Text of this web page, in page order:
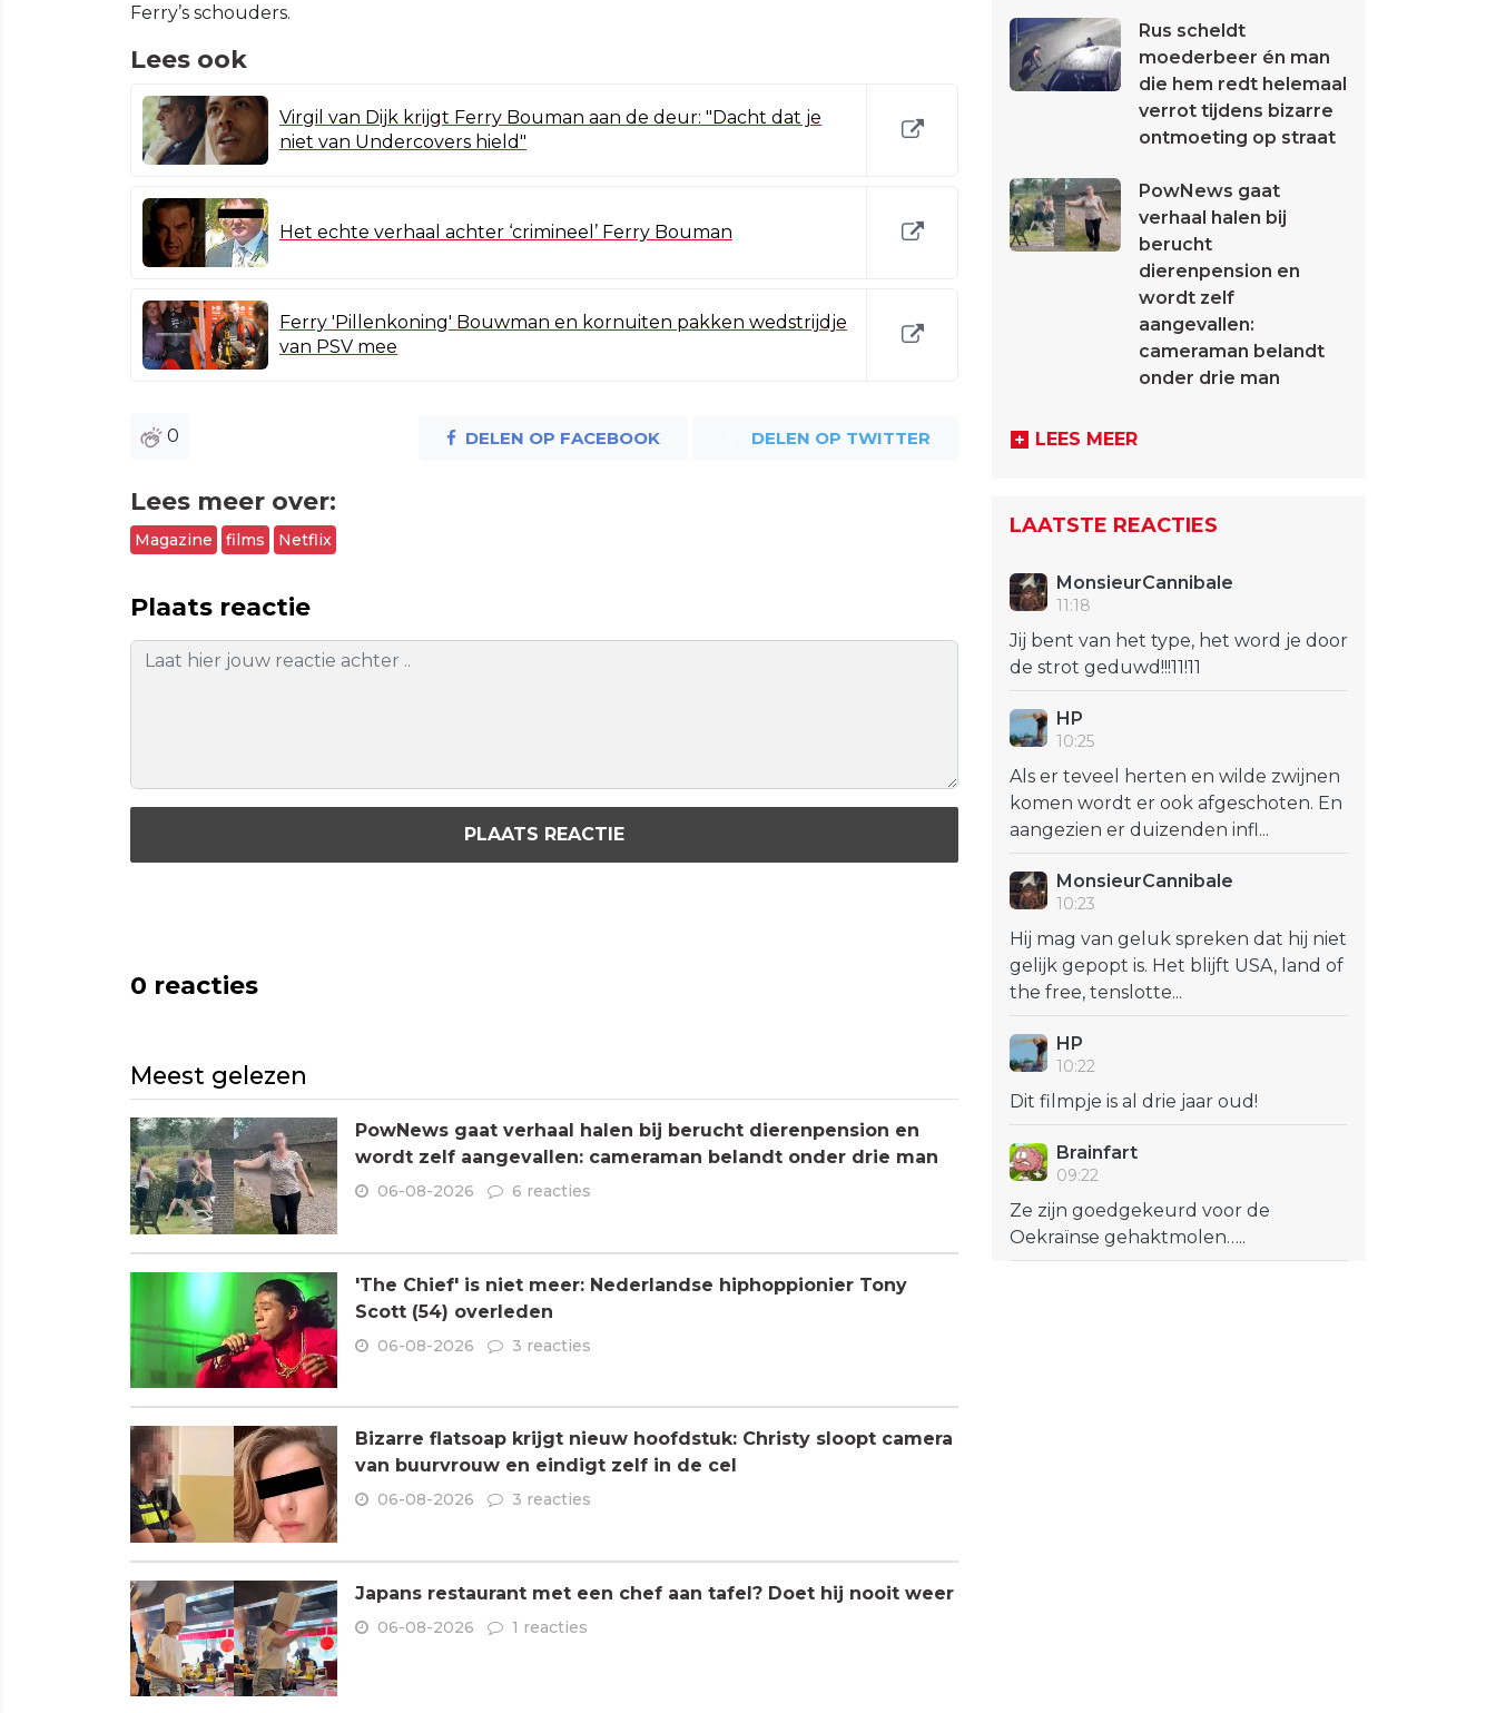
Ferry’s schouders.
Lees ook
Virgil van Dijk krijgt Ferry Bouman aan de deur: "Dacht dat je
niet van Undercovers hield"
Het echte verhaal achter ‘crimineel’ Ferry Bouman
Ferry 'Pillenkoning' Bouwman en kornuiten pakken wedstrijdje
van PSV mee
0 DELEN OP FACEBOOK DELEN OP TWITTER
Lees meer over:
Magazine films Netflix
Plaats reactie
PLAATS REACTIE
0 reacties
Meest gelezen
PowNews gaat verhaal halen bij berucht dierenpension en
wordt zelf aangevallen: cameraman belandt onder drie man
06-08-2026 6 reacties
'The Chief' is niet meer: Nederlandse hiphoppionier Tony
Scott (54) overleden
06-08-2026 3 reacties
Bizarre flatsoap krijgt nieuw hoofdstuk: Christy sloopt camera
van buurvrouw en eindigt zelf in de cel
06-08-2026 3 reacties
Japans restaurant met een chef aan tafel? Doet hij nooit weer
06-08-2026 1 reacties
Rus scheldt
moederbeer én man
die hem redt helemaal
verrot tijdens bizarre
ontmoeting op straat
PowNews gaat
verhaal halen bij
berucht
dierenpension en
wordt zelf
aangevallen:
cameraman belandt
onder drie man
LEES MEER
LAATSTE REACTIES
MonsieurCannibale
11:18
Jij bent van het type, het word je door
de strot geduwd!!!11!11
HP
10:25
Als er teveel herten en wilde zwijnen
komen wordt er ook afgeschoten. En
aangezien er duizenden infl...
MonsieurCannibale
10:23
Hij mag van geluk spreken dat hij niet
gelijk gepopt is. Het blijft USA, land of
the free, tenslotte...
HP
10:22
Dit filmpje is al drie jaar oud!
Brainfart
09:22
Ze zijn goedgekeurd voor de
Oekraïnse gehaktmolen…..